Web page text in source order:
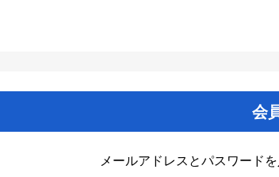
会
メールアドレスとパスワード